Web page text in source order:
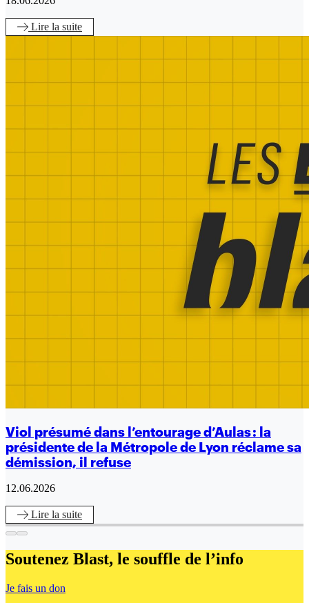
Lire la suite
Viol présumé dans l’entourage d’Aulas : la
présidente de la Métropole de Lyon réclame sa
démission, il refuse
12.06.2026
Lire la suite
Soutenez Blast, le souffle de l’info
Je fais un don